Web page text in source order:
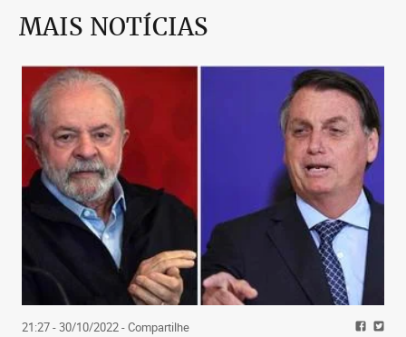
MAIS NOTÍCIAS
21:27 - 30/10/2022- Compartilhe